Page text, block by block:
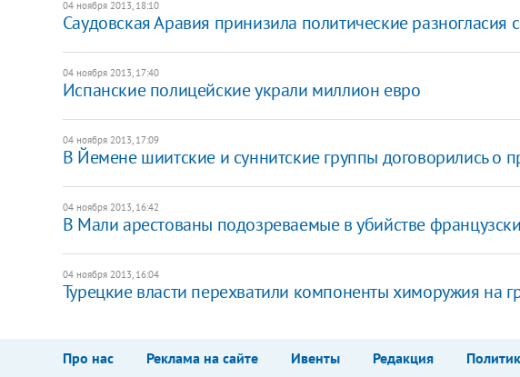
04 ноября 2013, 18:10
Саудовская Аравия принизила политические разногласия
04 ноября 2013, 17:40
Испанские полицейские украли миллион евро
04 ноября 2013, 17:09
В Йемене шиитские и суннитские группы договорились о
04 ноября 2013, 16:42
В Мали арестованы подозреваемые в убийстве
04 ноября 2013, 16:04
Турецкие власти перехватили компоненты химоружия на
Про нас Реклама на сайте Ивенты Редакция